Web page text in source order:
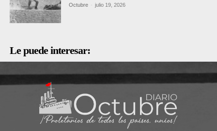
Octubre - julio 19, 2026
Le puede interesar: